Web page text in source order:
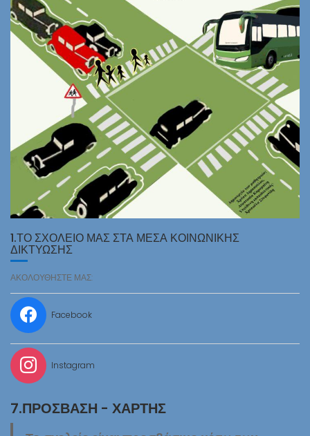
1.ΤΟ ΣΧΟΛΕΙΟ ΜΑΣ ΣΤΑ ΜΕΣΑ ΚΟΙΝΩΝΙΚΗΣ
ΔΙΚΤΥΩΣΗΣ
ΑΚΟΛΟΥΘΗΣΤΕ ΜΑΣ:
Facebook
Instagram
7.ΠΡΌΣΒΑΣΗ - ΧΆΡΤΗΣ